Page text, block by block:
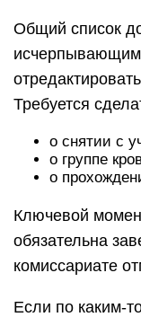
Общий список
Требуется
о снятии с
о группе
о
Ключевой
обязательна
комиссариате
Если по каким-